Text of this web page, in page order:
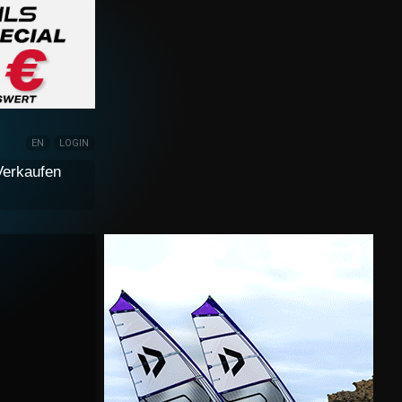
EN LOGIN